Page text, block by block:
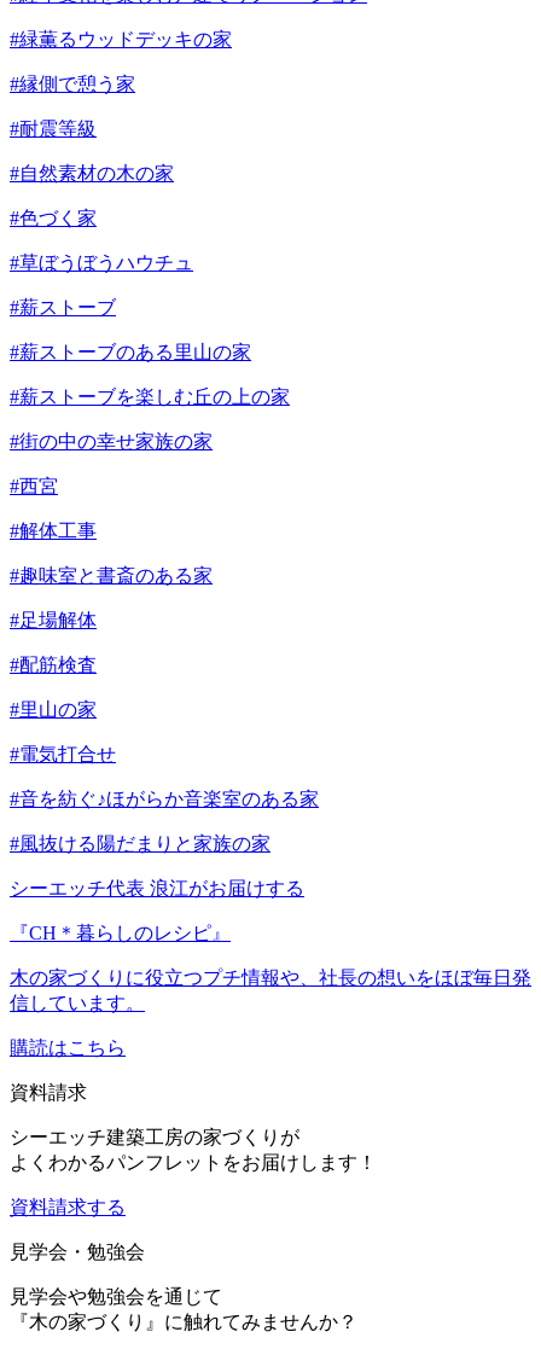
#緑薫るウッドデッキの家
#縁側で憩う家
#耐震等級
#自然素材の木の家
#色づく家
#草ぼうぼうハウチュ
#薪ストーブ
#薪ストーブのある里山の家
#薪ストーブを楽しむ丘の上の家
#街の中の幸せ家族の家
#西宮
#解体工事
#趣味室と書斎のある家
#足場解体
#配筋検査
#里山の家
#電気打合せ
#音を紡ぐ♪ほがらか音楽室のある家
#風抜ける陽だまりと家族の家
シーエッチ代表 浪江がお届けする
『CH＊暮らしのレシピ』
木の家づくりに役立つプチ情報や、社長の想いをほぼ毎日発
信しています。
購読はこちら
資料請求
シーエッチ建築工房の家づくりが
よくわかるパンフレットをお届けします！
資料請求する
見学会・勉強会
見学会や勉強会を通じて
『木の家づくり』に触れてみませんか？